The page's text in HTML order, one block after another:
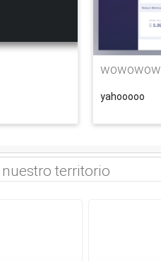
wowowow
yahooooo
territorio